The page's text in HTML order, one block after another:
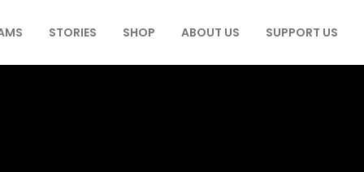
STORIES SHOP ABOUT US SUPPORT US